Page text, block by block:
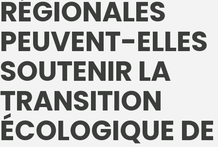
RÉGIONALES
PEUVENT-ELLES
SOUTENIR LA
TRANSITION
ÉCOLOGIQUE DE